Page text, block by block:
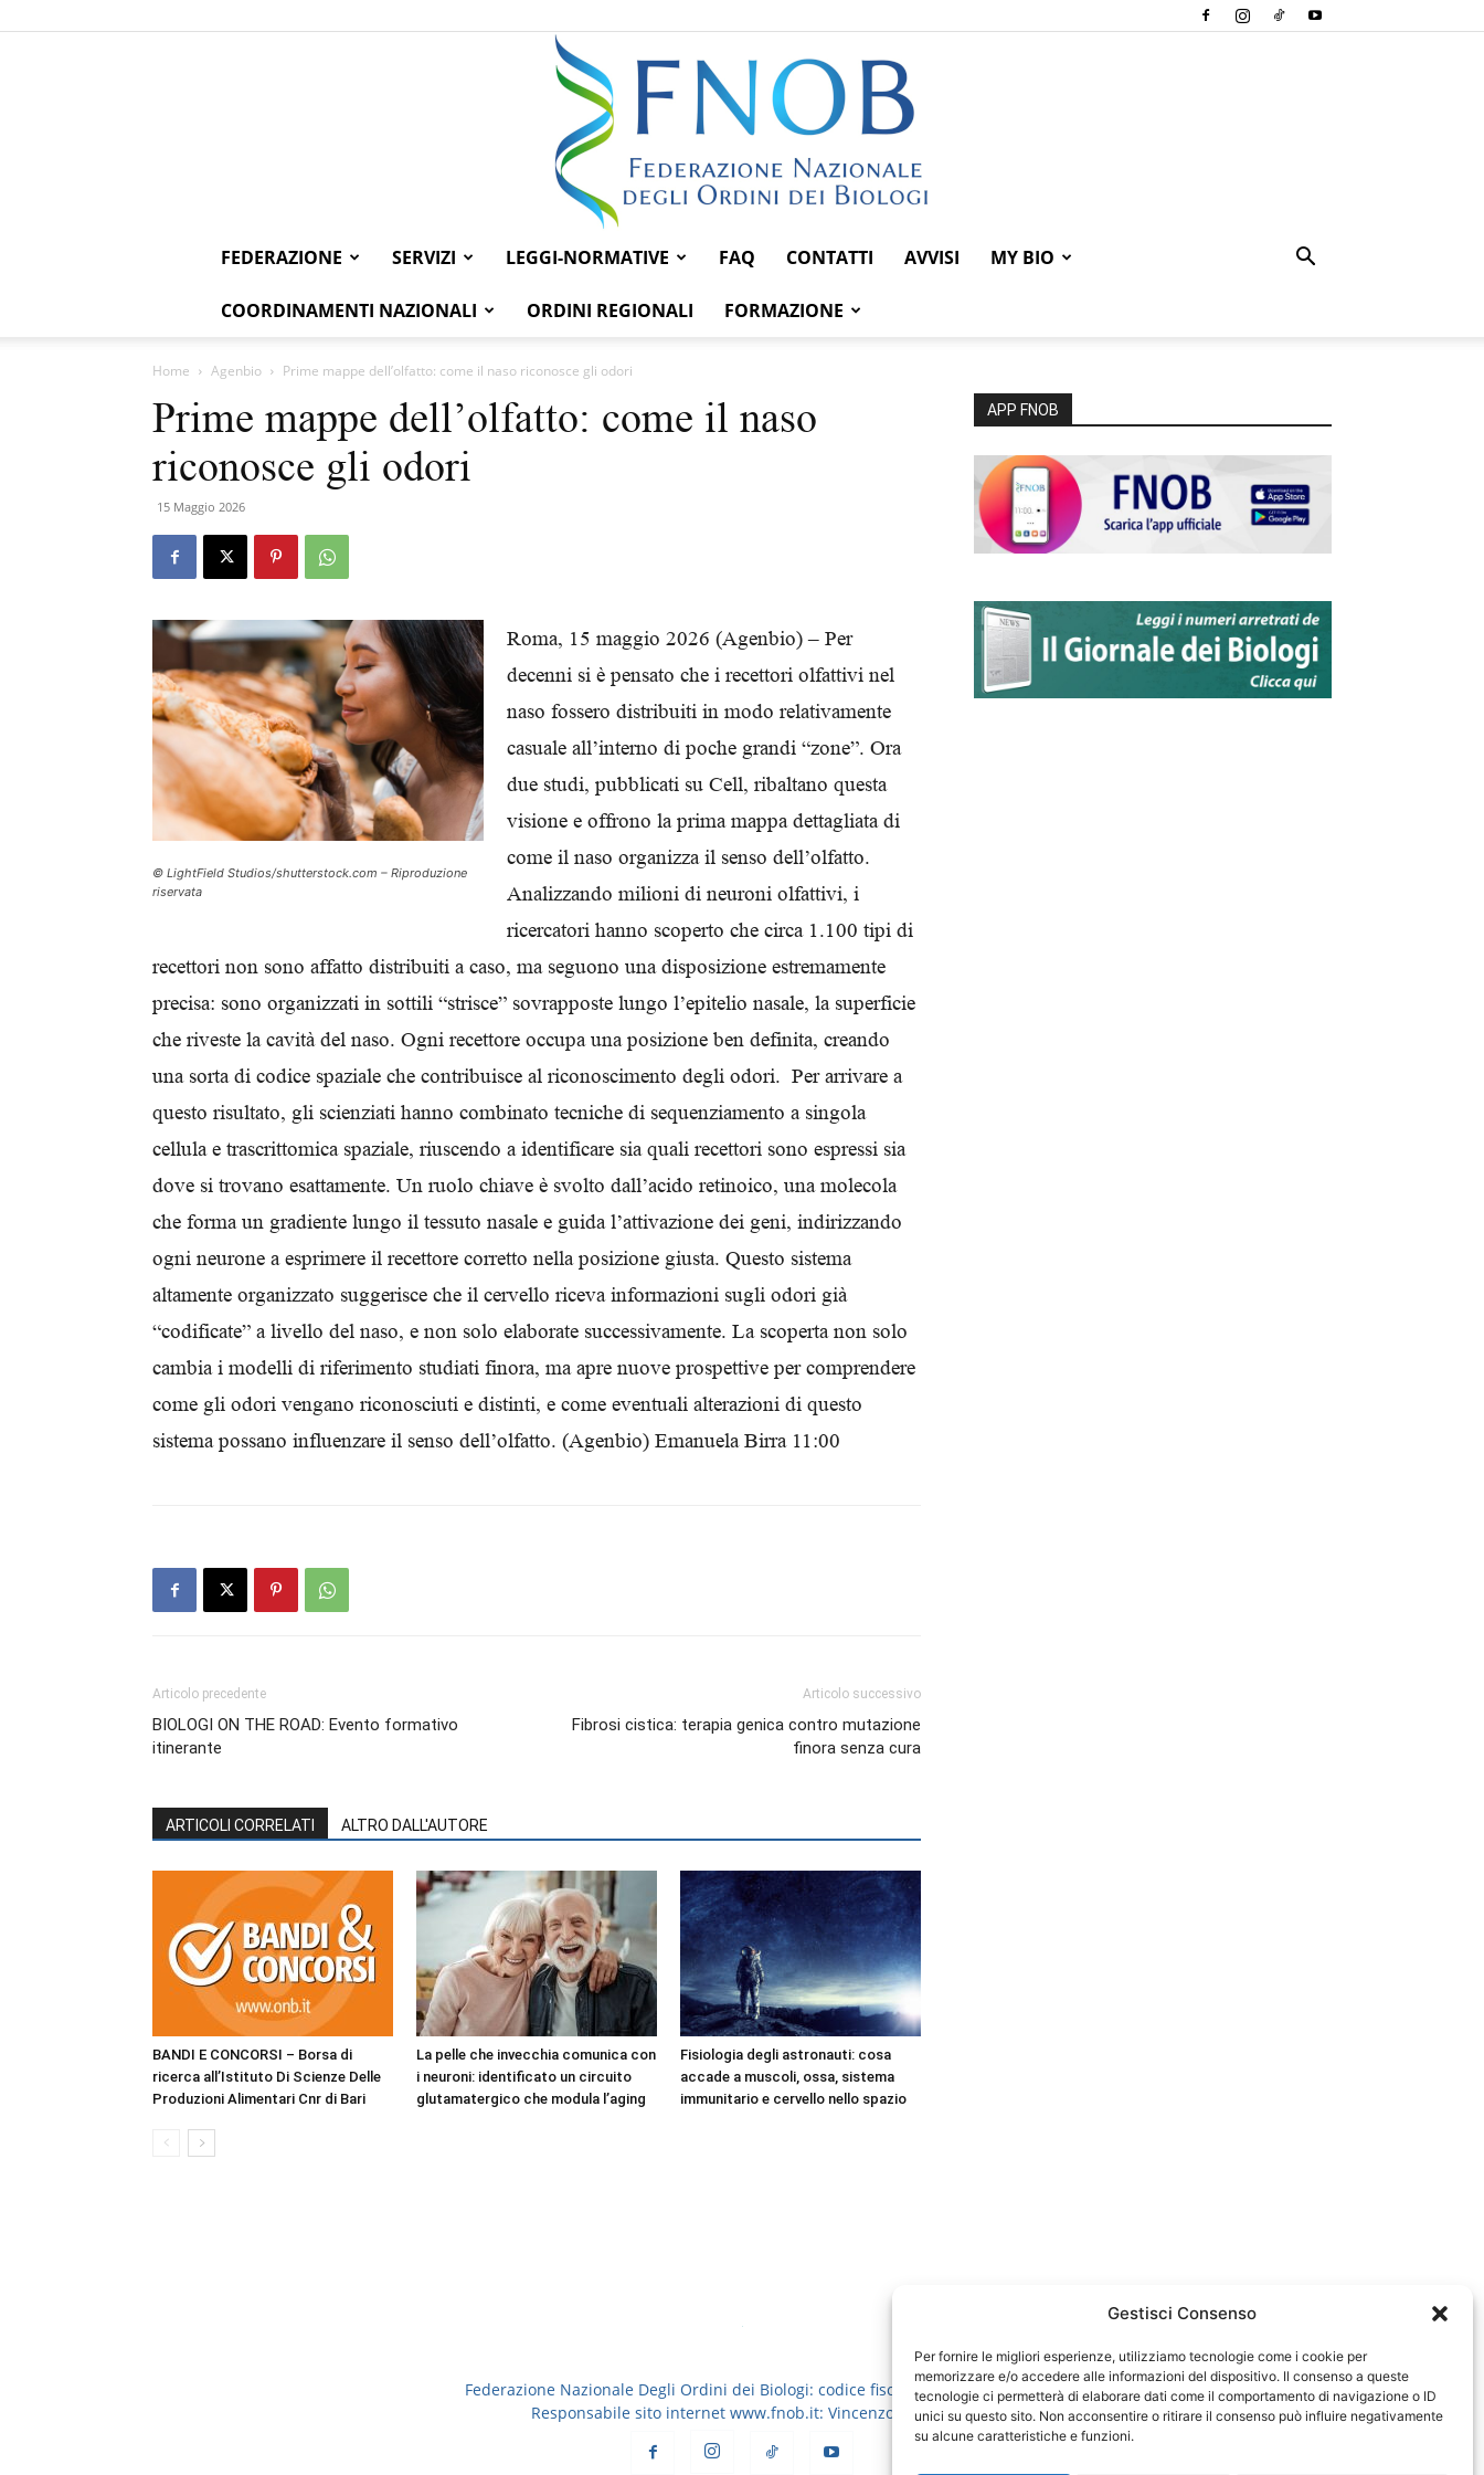
Gestisci Consenso
Per fornire le migliori esperienze, utilizziamo tecnologie come i cookie per
memorizzare e/o accedere alle informazioni del dispositivo. Il consenso a queste
tecnologie ci permetterà di elaborare dati come il comportamento di navigazione o ID
unici su questo sito. Non acconsentire o ritirare il consenso può influire negativamente
su alcune caratteristiche e funzioni.
Federazione
FEDERAZIONE SERVIZI LEGGI-NORMATIVE FAQ CONTATTI AVVISI MY BIO
COORDINAMENTI NAZIONALI ORDINI REGIONALI FORMAZIONE
Home Agenbio Prime mappe dell’olfatto: come il naso riconosce gli odori
Prime mappe dell’olfatto: come il naso
riconosce gli odori
15 Maggio 2026
© LightField Studios/shutterstock.com – Riproduzione
riservata
Roma, 15 maggio 2026 (Agenbio) – Per
decenni si è pensato che i recettori olfattivi nel
naso fossero distribuiti in modo relativamente
casuale all’interno di poche grandi “zone”. Ora
due studi, pubblicati su Cell, ribaltano questa
visione e offrono la prima mappa dettagliata di
come il naso organizza il senso dell’olfatto.
Analizzando milioni di neuroni olfattivi, i
ricercatori hanno scoperto che circa 1.100 tipi di
recettori non sono affatto distribuiti a caso, ma seguono una disposizione estremamente
precisa: sono organizzati in sottili “strisce” sovrapposte lungo l’epitelio nasale, la superficie
che riveste la cavità del naso. Ogni recettore occupa una posizione ben definita, creando
una sorta di codice spaziale che contribuisce al riconoscimento degli odori. Per arrivare a
questo risultato, gli scienziati hanno combinato tecniche di sequenziamento a singola
cellula e trascrittomica spaziale, riuscendo a identificare sia quali recettori sono espressi sia
dove si trovano esattamente. Un ruolo chiave è svolto dall’acido retinoico, una molecola
che forma un gradiente lungo il tessuto nasale e guida l’attivazione dei geni, indirizzando
ogni neurone a esprimere il recettore corretto nella posizione giusta. Questo sistema
altamente organizzato suggerisce che il cervello riceva informazioni sugli odori già
“codificate” a livello del naso, e non solo elaborate successivamente. La scoperta non solo
cambia i modelli di riferimento studiati finora, ma apre nuove prospettive per comprendere
come gli odori vengano riconosciuti e distinti, e come eventuali alterazioni di questo
sistema possano influenzare il senso dell’olfatto. (Agenbio) Emanuela Birra 11:00
Articolo precedente
BIOLOGI ON THE ROAD: Evento formativo
itinerante
Articolo successivo
Fibrosi cistica: terapia genica contro mutazione
finora senza cura
ARTICOLI CORRELATI ALTRO DALL'AUTORE
BANDI E CONCORSI – Borsa di
ricerca all’Istituto Di Scienze Delle
Produzioni Alimentari Cnr di Bari
La pelle che invecchia comunica con
i neuroni: identificato un circuito
glutamatergico che modula l’aging
Fisiologia degli astronauti: cosa
accade a muscoli, ossa, sistema
immunitario e cervello nello spazio
APP FNOB
Federazione Nazionale Degli Ordini dei Biologi: codice fiscale 80069130583
Responsabile sito internet www.fnob.it: Vincenzo D'Anna